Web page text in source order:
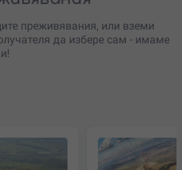
преживявания, или вземи
да избере сам - имаме